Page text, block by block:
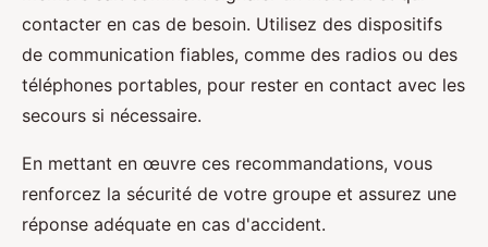
contacter en cas de besoin. Utilisez des dispositifs
de communication fiables, comme des radios ou des
téléphones portables, pour rester en contact avec les
secours si nécessaire.
En mettant en œuvre ces recommandations, vous
renforcez la sécurité de votre groupe et assurez une
réponse adéquate en cas d'accident.